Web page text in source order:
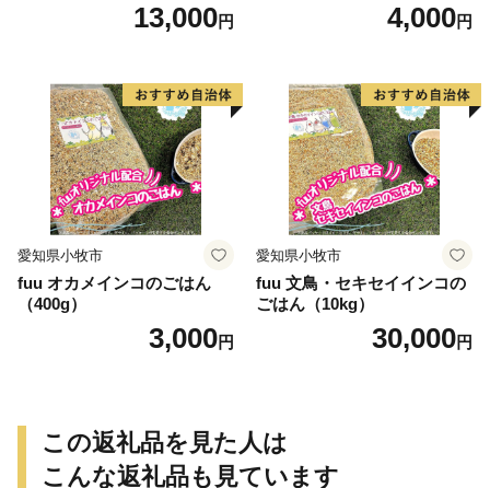
13,000円 4,000円
愛知県小牧市
fuu オカメインコのごはん
（400g）
3,000円
愛知県小牧市
fuu 文鳥・セキセイインコの
ごはん（10kg）
30,000円
この返礼品を見た人は
こんな返礼品も見ています